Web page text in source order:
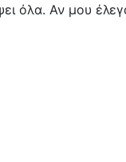
όλα. Αν μου